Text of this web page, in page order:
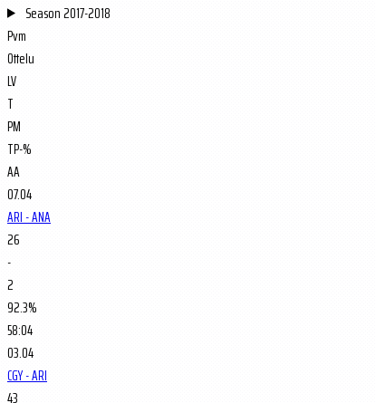
Season2017-2018
Pvm
Ottelu
LV
T
PM
TP-%
AA
07.04
ARI - ANA
26
-
2
92.3%
58:04
03.04
CGY - ARI
43